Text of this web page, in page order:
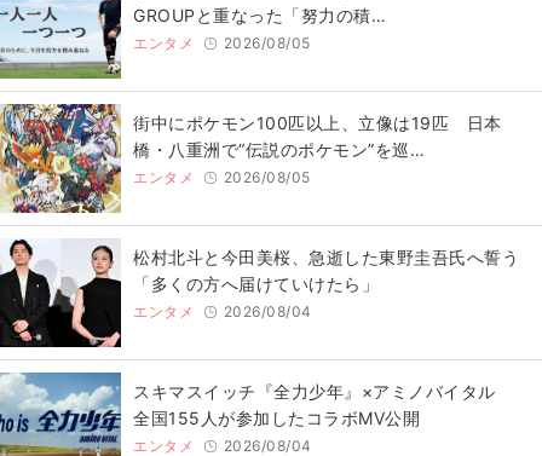
GROUPと重なった「努力の積…
エンタメ 2026/08/05
街中にポケモン100匹以上、立像は19匹 日本
橋・八重洲で“伝説のポケモン”を巡…
エンタメ 2026/08/05
松村北斗と今田美桜、急逝した東野圭吾氏へ誓う
「多くの方へ届けていけたら」
エンタメ 2026/08/04
スキマスイッチ『全力少年』×アミノバイタル
全国155人が参加したコラボMV公開
エンタメ 2026/08/04